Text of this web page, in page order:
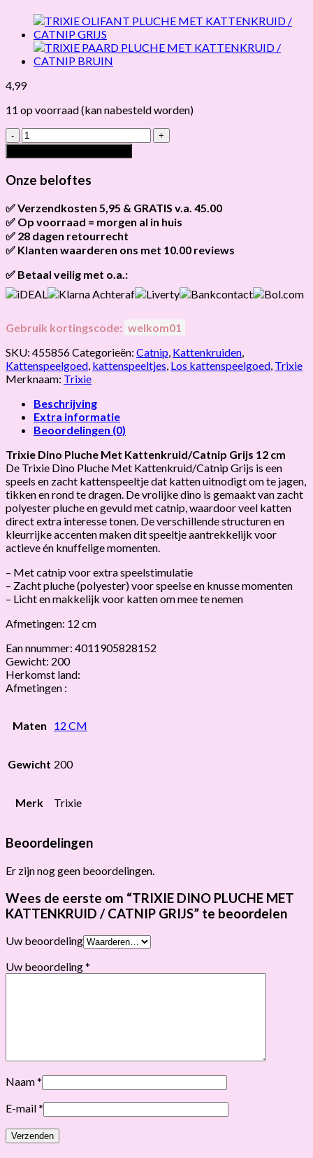
4,99
11 op voorraad (kan nabesteld worden)
TRIXIE
DINO
PLUCHE
MET
KATTENKRUID
CATNIP
GRIJS
hoeveelheid
Onze beloftes
✅ Verzendkosten 5,95 & GRATIS v.a. 45.00
Brievenbus verzendingen zijn 3,95, een pakket 5,95 en
bestellingen v.a. 45,00 worden gratis verzonden.
✅ Op voorraad = morgen al in huis
Als het product op voorraad is en je bestelt vóór 13:00, wordt
hetvandaag nog verzonden.
✅ 28 dagen retourrecht
Niet tevreden? Geen probleem! Je hebt28 dagen
✅ Klanten waarderen ons met 10.00 reviews
✅ Betaal veilig met o.a.:
Gebruik kortingscode: welkom01
SKU: 455856Categorieën: Catnip Kattenkruiden
Kattenspeelgoed kattenspeeltjes Los kattenspeelgoed Trixie
Merknaam: Trixie
Beschrijving
Extra informatie
Beoordelingen (0)
Trixie Dino Pluche Met Kattenkruid/Catnip Grijs 12 cm
De Trixie Dino Pluche Met Kattenkruid/Catnip Grijs is een
speels en zacht kattenspeeltje dat katten uitnodigt om te jagen,
tikken en rond te dragen. De vrolijke dino is gemaakt van zacht
polyester pluche en gevuld met catnip, waardoor veel katten
direct extra interesse tonen. De verschillende structuren en
kleurrijke accenten maken dit speeltje aantrekkelijk voor
actieve én knuffelige momenten.
– Met catnip voor extra speelstimulatie
– Zacht pluche (polyester) voor speelse en knusse momenten
– Licht en makkelijk voor katten om mee te nemen
Afmetingen: 12 cm
Ean nnummer: 4011905828152
Gewicht: 200
Herkomst land:
Afmetingen :
Maten 12 CM
Gewicht 200
Merk Trixie
Beoordelingen
Er zijn nog geen beoordelingen.
Wees de eerste om “TRIXIE DINO PLUCHE MET
KATTENKRUID / CATNIP GRIJS” te beoordelen
Uw beoordeling
Uw beoordeling*
Naam*
E-mail*